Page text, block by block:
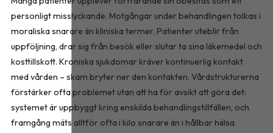
personligt misslyckande. Motgångar under behandlingen tolkas i
moraliska snarare än kliniska termer. Patienter uteblir från
uppföljning, drar sig från besök eller slutar ta sina läkemedel och
kosttillskott. Kroniska sjukdomar kräver kontinuerlig kontakt
med vården – skam bryter ner den kontakten. Vårdstrukturerna
förstärker ofta problemet utan att ha för avsikt att göra det:
systemet är uppbyggt kring enskilda behandlingstillfällen, och
framgång mäts alltför ofta i kilo snarare än i hållbar hälsa.